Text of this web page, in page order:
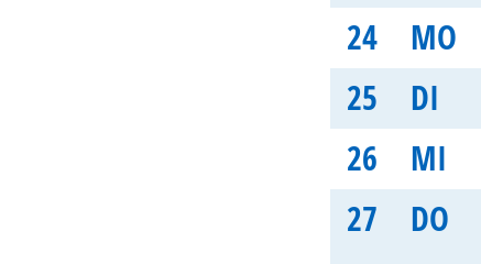
24
MO
25
DI
26
MI
27
DO